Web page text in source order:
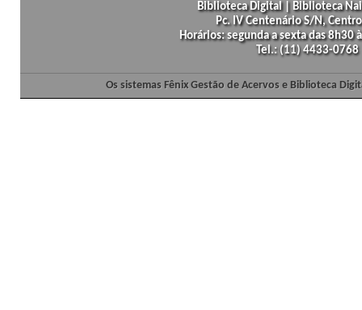
Biblioteca Digital | Biblioteca
Pc. IV Centenário S/N,
Horários: segunda a sexta das
Tel.: (11) 4433-
Os sistemas Fênix Gestão de Acervos e Biblioteca